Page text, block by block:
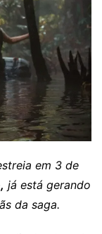
em 3 de
, já está gerando
da saga.